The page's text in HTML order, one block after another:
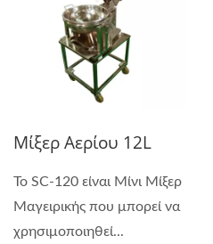
Μίξερ Αερίου 12L
Το SC-120 είναι Μίνι Μίξερ
Μαγειρικής που μπορεί να
χρησιμοποιηθεί...